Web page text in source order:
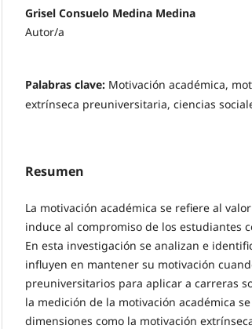
Grisel Consuelo Medina Medina
Autor/a
Palabras clave: Motivación académica,
extrínseca preuniversitaria, ciencias
Resumen
La motivación académica se refiere al
induce al compromiso de los estudiantes
En esta investigación se analizan e
influyen en mantener su motivación
preuniversitarios para aplicar a carreras
la medición de la motivación académica
dimensiones como la motivación